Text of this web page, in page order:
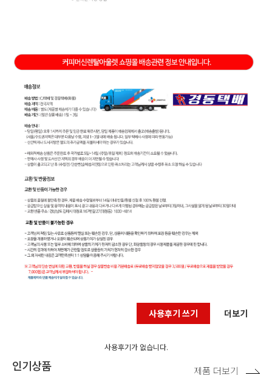
사용후기 쓰기 더보기
사용후기가 없습니다.
인기상품 제품 더보기